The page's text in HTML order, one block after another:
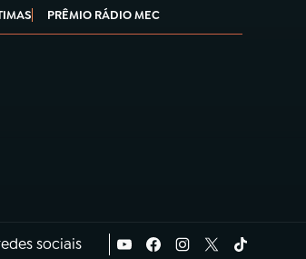
PRÊMIO RÁDIO MEC
sociais